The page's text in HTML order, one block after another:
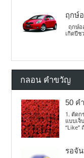
ฤกษ์
ฤกษ์อ
เกิดปีช
กลอน คำขวัญ
50 ค
1. ตัดก
แบบเจ็
“Like”
รอจั